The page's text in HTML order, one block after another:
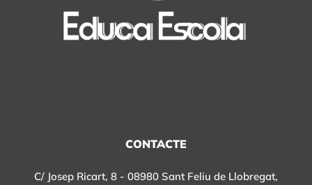
CONTACTE
C/ Josep Ricart, 8 - 08980 Sant Feliu de Llobregat,